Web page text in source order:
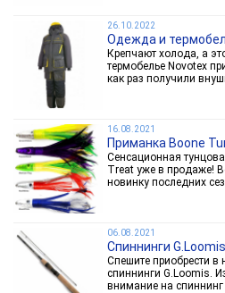
26.10.2022
Одежда и
Крепчают холода, а
термобелье Novotex
как раз получили
16.08.2021
Приманка Boone
Сенсационная
Treat уже в продаже!
новинку последних
06.08.2021
Спиннинги
Спешите приобрести
спиннинги G.Loomis.
внимание на спиннинг